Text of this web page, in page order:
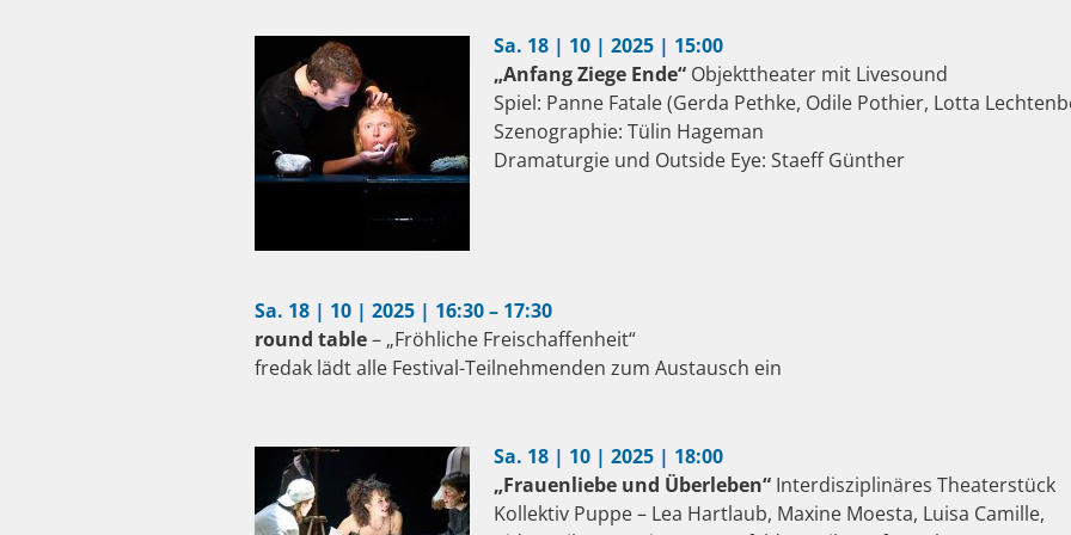
Sa. 18 | 10 | 2025 | 15:00
„Anfang Ziege Ende“ Objekttheater mit Livesound
Spiel: Panne Fatale (Gerda Pethke, Odile Pothier, Lotta
Szenographie: Tülin Hageman
Dramaturgie und Outside Eye: Staeff Günther
Sa. 18 | 10 | 2025 | 16:30 – 17:30
round table– „Fröhliche Freischaffenheit“
fredak lädt alle Festival-Teilnehmenden zum Austausch ein
Sa. 18 | 10 | 2025 | 18:00
„Frauenliebe und Überleben“Interdisziplinäres Theaterstück
Kollektiv Puppe – Lea Hartlaub, Maxine Moesta, Luisa Camille,